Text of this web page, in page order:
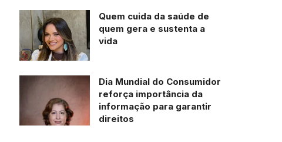
Quem cuida da saúde de
quem gera e sustenta a
vida
Dia Mundial do Consumidor
reforça importância da
informação para garantir
direitos